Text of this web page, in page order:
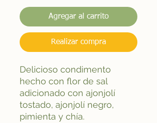
Agregar al carrito
Realizar compra
Delicioso condimento
hecho con flor de sal
adicionado con ajonjolí
tostado, ajonjolí negro,
pimienta y chía.